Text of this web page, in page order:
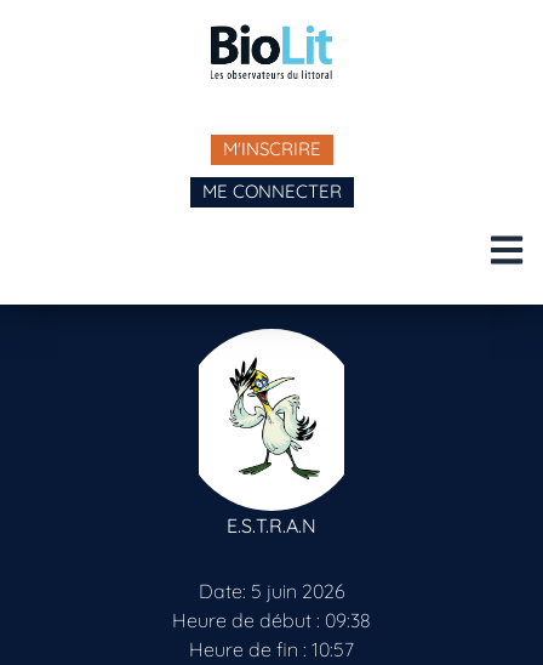
M'INSCRIRE
ME CONNECTER
E.S.T.R.A.N
Date: 5 juin 2026
Heure de début : 09:38
Heure de fin : 10:57